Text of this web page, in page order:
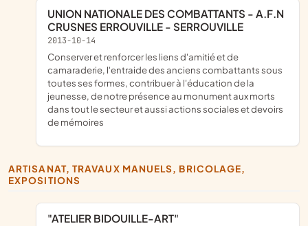
UNION NATIONALE DES COMBATTANTS - A.F.N
CRUSNES ERROUVILLE - SERROUVILLE
2013-10-14
conserver et renforcer les liens d'amitié et de
camaraderie, l'entraide des anciens combattants sous
toutes ses formes, contribuer à l'éducation de la
jeunesse, de notre présence au monument aux morts
dans tout le secteur et aussi actions sociales et devoirs
de mémoires
ARTISANAT, TRAVAUX MANUELS, BRICOLAGE,
EXPOSITIONS
"ATELIER BIDOUILLE-ART"